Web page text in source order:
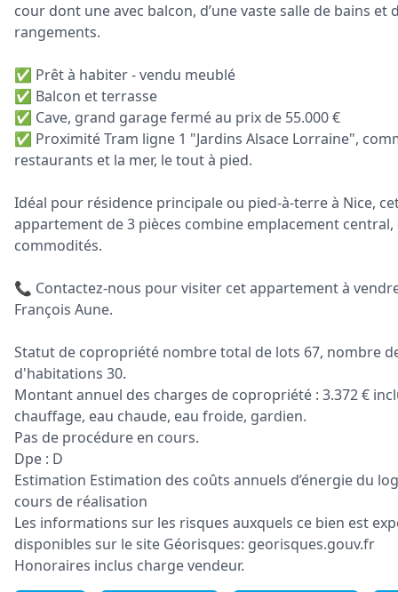
cour dont une avec balcon, d’une vaste salle de bains et
rangements.
✅ Prêt à habiter - vendu meublé
✅ Balcon et terrasse
✅ Cave, grand garage fermé au prix de 55.000 €
✅ Proximité Tram ligne 1 "Jardins Alsace Lorraine",
restaurants et la mer, le tout à pied.
Idéal pour résidence principale ou pied-à-terre à Nice,
appartement de 3 pièces combine emplacement central,
commodités.
📞 Contactez-nous pour visiter cet appartement à
François Aune.
Statut de copropriété nombre total de lots 67, nombre
d'habitations 30.
Montant annuel des charges de copropriété : 3.372 €
chauffage, eau chaude, eau froide, gardien.
Pas de procédure en cours.
Dpe : D
Estimation Estimation des coûts annuels d’énergie du
cours de réalisation
Les informations sur les risques auxquels ce bien est
disponibles sur le site Géorisques: georisques.gouv.fr
Honoraires inclus charge vendeur.